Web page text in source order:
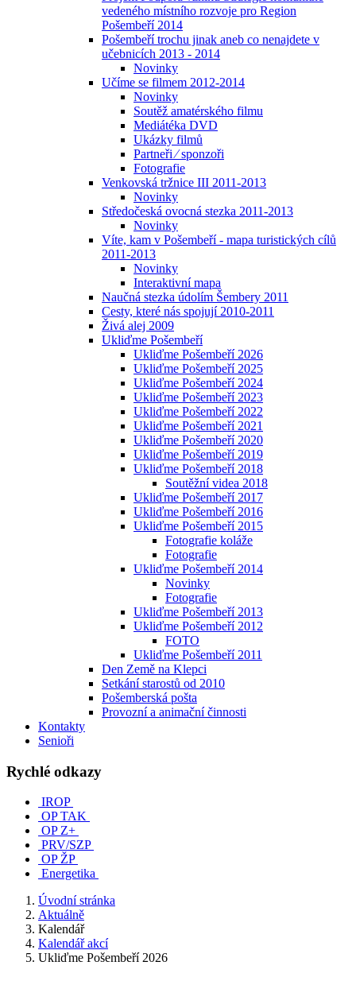
vedeného místního rozvoje pro Region
Pošembeří 2014
Pošembeří trochu jinak aneb co nenajdete v
učebnicích 2013 - 2014
Novinky
Učíme se filmem 2012-2014
Novinky
Soutěž amatérského filmu
Mediátéka DVD
Ukázky filmů
Partneři ⁄ sponzoři
Fotografie
Venkovská tržnice III 2011-2013
Novinky
Středočeská ovocná stezka 2011-2013
Novinky
Víte, kam v Pošembeří - mapa turistických cílů
2011-2013
Novinky
Interaktivní mapa
Naučná stezka údolím Šembery 2011
Cesty, které nás spojují 2010-2011
Živá alej 2009
Ukliďme Pošembeří
Ukliďme Pošembeří 2026
Ukliďme Pošembeří 2025
Ukliďme Pošembeří 2024
Ukliďme Pošembeří 2023
Ukliďme Pošembeří 2022
Ukliďme Pošembeří 2021
Ukliďme Pošembeří 2020
Ukliďme Pošembeří 2019
Ukliďme Pošembeří 2018
Soutěžní videa 2018
Ukliďme Pošembeří 2017
Ukliďme Pošembeří 2016
Ukliďme Pošembeří 2015
Fotografie koláže
Fotografie
Ukliďme Pošembeří 2014
Novinky
Fotografie
Ukliďme Pošembeří 2013
Ukliďme Pošembeří 2012
FOTO
Ukliďme Pošembeří 2011
Den Země na Klepci
Setkání starostů od 2010
Pošemberská pošta
Provozní a animační činnosti
Kontakty
Senioři
Rychlé odkazy
IROP
OP TAK
OP Z+
PRV/SZP
OP ŽP
Energetika
Úvodní stránka
Aktuálně
Kalendář
Kalendář akcí
Ukliďme Pošembeří 2026